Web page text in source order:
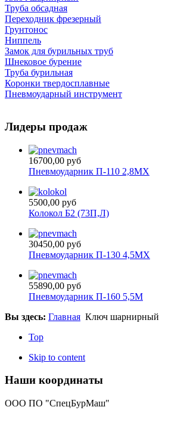
Труба обсадная
Переходник фрезерный
Грунтонос
Ниппель
Замок для бурильных труб
Шнековое бурение
Труба бурильная
Коронки твердосплавные
Пневмоударный инструмент
Лидеры продаж
16700,00 руб
Пневмоударник П-110 2,8МХ
5500,00 руб
Колокол Б2 (73П,Л)
30450,00 руб
Пневмоударник П-130 4,5МХ
55890,00 руб
Пневмоударник П-160 5,5М
Вы здесь: Главная Ключ шарнирный
Top
Skip to content
Наши координаты
ООО ПО "СпецБурМаш"